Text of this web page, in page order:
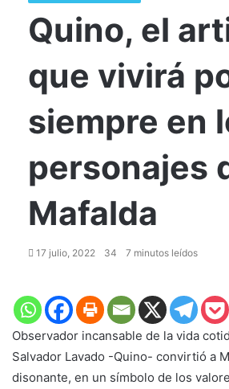
Quino, el
que vivirá
siempre en
personajes
Mafalda
17 julio, 2022 34 7 minutos leídos
Observador incansable de la vida
Salvador Lavado -Quino- convirtió a
disonante, en un símbolo de los